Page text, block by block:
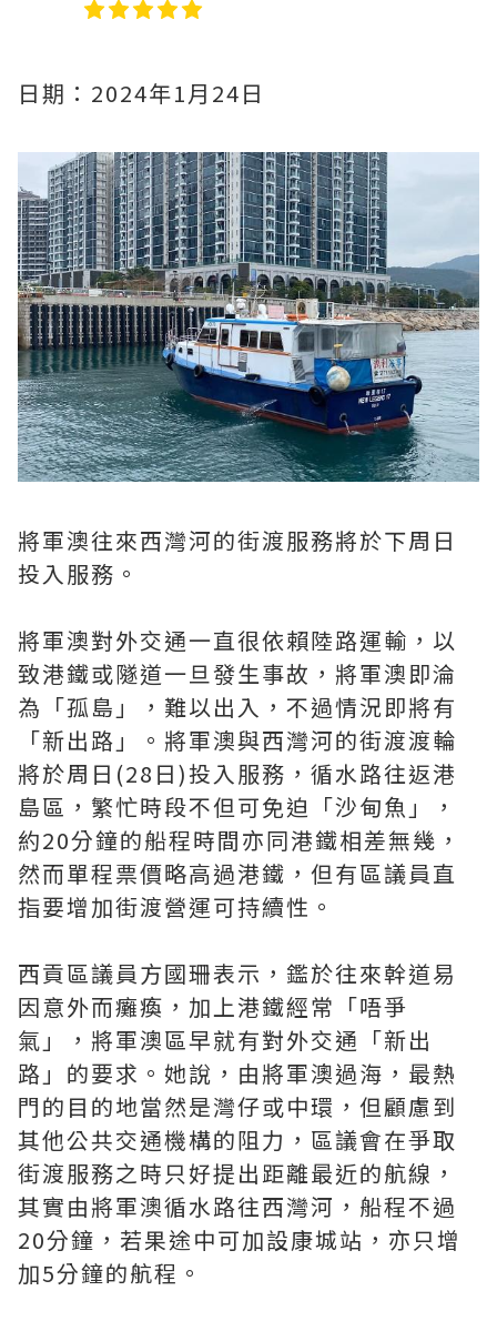
日期：2024年1月24日
將軍澳往來西灣河的街渡服務將於下周日
投入服務。
將軍澳對外交通一直很依賴陸路運輸，以
致港鐵或隧道一旦發生事故，將軍澳即淪
為「孤島」，難以出入，不過情況即將有
「新出路」。將軍澳與西灣河的街渡渡輪
將於周日(28日)投入服務，循水路往返港
島區，繁忙時段不但可免迫「沙甸魚」，
約20分鐘的船程時間亦同港鐵相差無幾，
然而單程票價略高過港鐵，但有區議員直
指要增加街渡營運可持續性。
西貢區議員方國珊表示，鑑於往來幹道易
因意外而癱瘓，加上港鐵經常「唔爭
氣」，將軍澳區早就有對外交通「新出
路」的要求。她說，由將軍澳過海，最熱
門的目的地當然是灣仔或中環，但顧慮到
其他公共交通機構的阻力，區議會在爭取
街渡服務之時只好提出距離最近的航線，
其實由將軍澳循水路往西灣河，船程不過
20分鐘，若果途中可加設康城站，亦只增
加5分鐘的航程。